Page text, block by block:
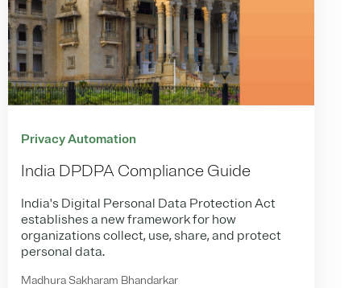
Privacy Automation
India DPDPA Compliance Guide
India's Digital Personal Data Protection Act
establishes a new framework for how
organizations collect, use, share, and protect
personal data.
Madhura Sakharam Bhandarkar